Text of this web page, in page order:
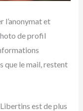
l’anonymat et
de profil
que le mail, restent
est de plus